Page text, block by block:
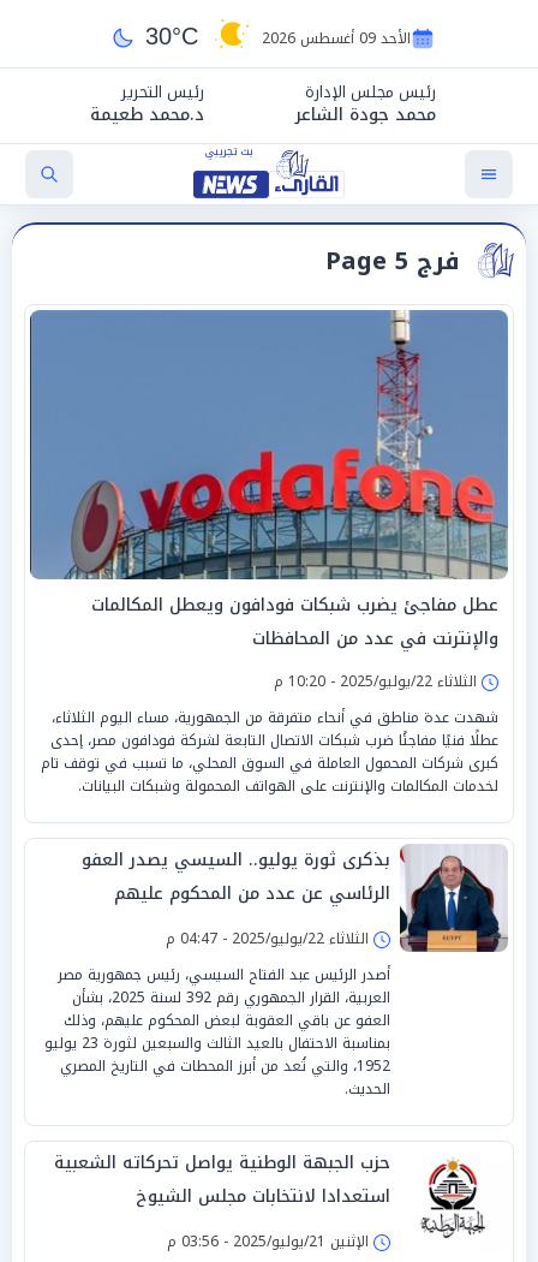
الأحد 09 أغسطس 2026 30°C
رئيس مجلس الإدارة
محمد جودة الشاعر
رئيس التحرير
د.محمد طعيمة
فرج Page 5
عطل مفاجئ يضرب شبكات فودافون ويعطل المكالمات
والإنترنت في عدد من المحافظات
الثلاثاء 22/يوليو/2025 - 10:20 م
شهدت عدة مناطق في أنحاء متفرقة من الجمهورية، مساء اليوم الثلاثاء،
عطلًا فنيًا مفاجئًا ضرب شبكات الاتصال التابعة لشركة فودافون مصر، إحدى
كبرى شركات المحمول العاملة في السوق المحلي، ما تسبب في توقف تام
لخدمات المكالمات والإنترنت على الهواتف المحمولة وشبكات البيانات.
بذكرى ثورة يوليو.. السيسي يصدر العفو
الرئاسي عن عدد من المحكوم عليهم
الثلاثاء 22/يوليو/2025 - 04:47 م
أصدر الرئيس عبد الفتاح السيسي، رئيس جمهورية مصر
العربية، القرار الجمهوري رقم 392 لسنة 2025، بشأن
العفو عن باقي العقوبة لبعض المحكوم عليهم، وذلك
بمناسبة الاحتفال بالعيد الثالث والسبعين لثورة 23 يوليو
1952، والتي تُعد من أبرز المحطات في التاريخ المصري
الحديث.
حزب الجبهة الوطنية يواصل تحركاته الشعبية
استعدادا لانتخابات مجلس الشيوخ
الإثنين 21/يوليو/2025 - 03:56 م